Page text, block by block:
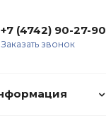
+7 (4742) 90-27-90
Заказать звонок